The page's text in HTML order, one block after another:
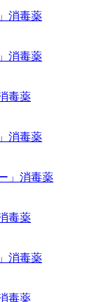
消毒薬
消毒薬
毒薬
消毒薬
」 消毒薬
毒薬
消毒薬
毒薬